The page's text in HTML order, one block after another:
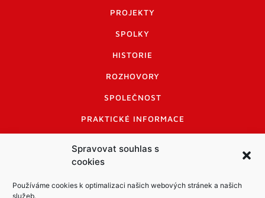
Spravovat souhlas s
cookies
Používáme cookies k optimalizaci našich webových stránek a našich
služeb.
PROJEKTY
SPOLKY
HISTORIE
ROZHOVORY
SPOLEČNOST
PRAKTICKÉ INFORMACE
INFORMACE A KODEX DISKUTUJÍCÍCH
LOGO A LOGO MANUÁL